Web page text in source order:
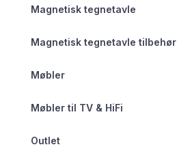
Magnetisk tegnetavle
Magnetisk tegnetavle tilbehør
Møbler
Møbler til TV & HiFi
Outlet